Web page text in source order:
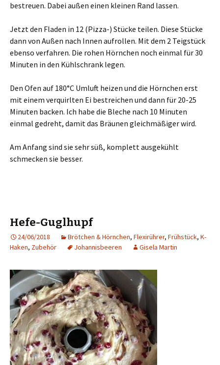
bestreuen. Dabei außen einen kleinen Rand lassen.
Jetzt den Fladen in 12 (Pizza-) Stücke teilen. Diese Stücke
dann von Außen nach Innen aufrollen. Mit dem 2 Teigstück
ebenso verfahren. Die rohen Hörnchen noch einmal für 30
Minuten in den Kühlschrank legen.
Den Ofen auf 180°C Umluft heizen und die Hörnchen erst
mit einem verquirlten Ei bestreichen und dann für 20-25
Minuten backen. Ich habe die Bleche nach 10 Minuten
einmal gedreht, damit das Bräunen gleichmäßiger wird.
Am Anfang sind sie sehr süß, komplett ausgekühlt
schmecken sie besser.
Hefe-Guglhupf
24/06/2018 Brötchen & Hörnchen, Flexirührer, Frühstück, K-
Haken, Zubehör Johannisbeeren Gisela Martin